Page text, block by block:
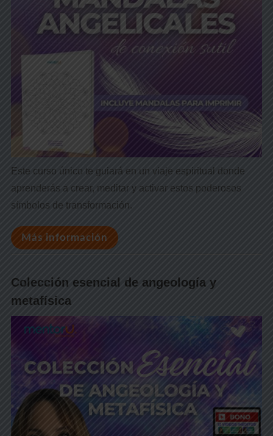
Este curso único te guiará en un viaje espiritual donde
aprenderás a crear, meditar y activar estos poderosos
símbolos de transformación.
Más información
Colección esencial de angeología y
metafísica